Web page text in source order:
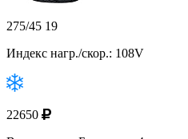
275/45 19
Индекс нагр./скор.: 108V
22650